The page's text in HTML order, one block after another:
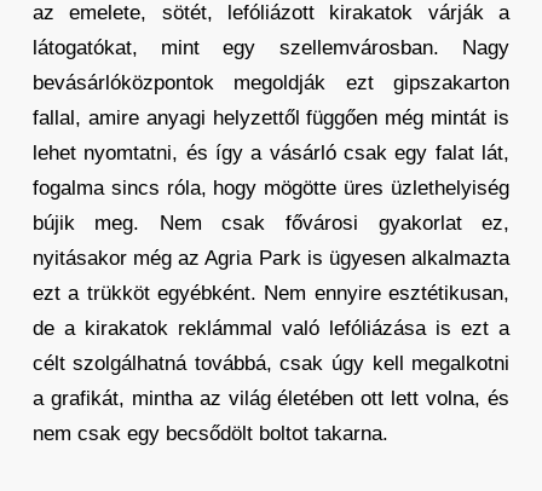
az emelete, sötét, lefóliázott kirakatok várják a
látogatókat, mint egy szellemvárosban. Nagy
bevásárlóközpontok megoldják ezt gipszakarton
fallal, amire anyagi helyzettől függően még mintát is
lehet nyomtatni, és így a vásárló csak egy falat lát,
fogalma sincs róla, hogy mögötte üres üzlethelyiség
bújik meg. Nem csak fővárosi gyakorlat ez,
nyitásakor még az Agria Park is ügyesen alkalmazta
ezt a trükköt egyébként. Nem ennyire esztétikusan,
de a kirakatok reklámmal való lefóliázása is ezt a
célt szolgálhatná továbbá, csak úgy kell megalkotni
a grafikát, mintha az világ életében ott lett volna, és
nem csak egy becsődölt boltot takarna.